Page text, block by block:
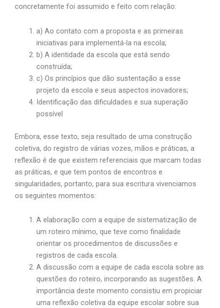
concretamente foi assumido e feito com relação:
a) Ao contato com a proposta e as primeiras
iniciativas para implementá-la na escola;
b) A identidade da escola que está sendo
construída;
c) Os princípios que dão sustentação a esse
projeto da escola e seus aspectos inovadores;
Identificação das dificuldades e sua superação
possível
Embora, esse texto, seja resultado de uma construção
coletiva, do registro de várias vozes, mãos e práticas, a
reflexão é de que existem referenciais que marcam todas
as práticas, e que tem pontos de encontros e
singularidades, portanto, para sua escritura vivenciamos
os seguintes momentos:
A elaboração com a equipe de sistematização de
um roteiro mínimo, que teve como finalidade
orientar os procedimentos de discussões e
registros de cada escola.
A discussão com a equipe de cada escola sobre as
questões do roteiro, incorporando as sugestões. A
importância deste momento consistiu em propiciar
uma reflexão coletiva da equipe escolar sobre sua